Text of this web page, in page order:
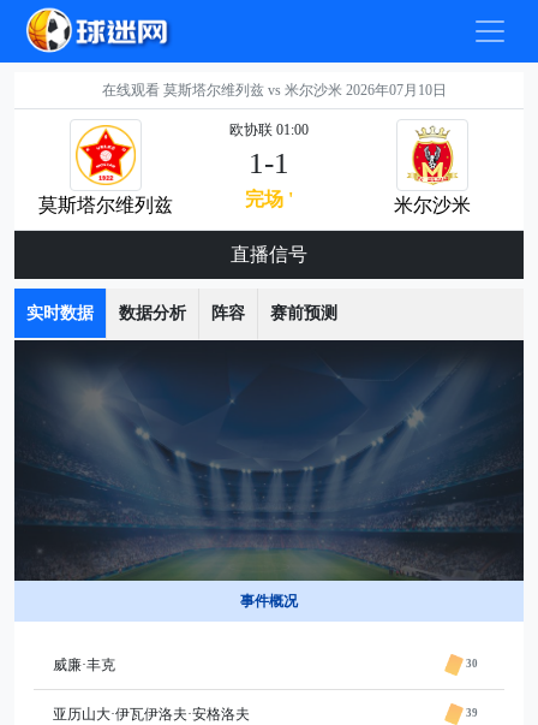
在线观看 莫斯塔尔维列兹 vs 米尔沙米 2026年07月10日
莫斯塔尔维列兹
欧协联 01:00
1-1
完场 ' 米尔沙米
直播信号
实时数据 数据分析 阵容 赛前预测
事件概况
威廉·丰克 30
亚历山大·伊瓦伊洛夫·安格洛夫 39